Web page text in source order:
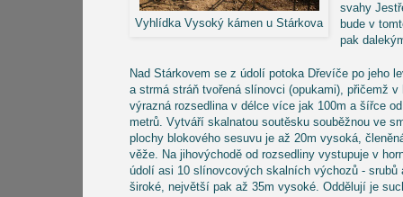
Vyhlídka Vysoký kámen u Stárkova
svahy
bude v
pak
Nad Stárkovem se z údolí potoka Dřevíče po jeho
a strmá stráň tvořená slínovci (opukami), přičemž
výrazná rozsedlina v délce více jak 100m a šířce
metrů. Vytváří skalnatou soutěsku souběžnou ve
plochy blokového sesuvu je až 20m vysoká,
věže. Na jihovýchodě od rozsedliny vystupuje v
údolí asi 10 slínovcových skalních výchozů - srubů
široké, největší pak až 35m vysoké. Oddělují je